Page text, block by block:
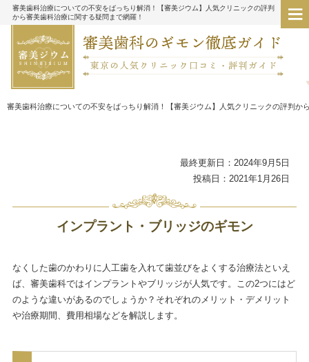
審美歯科治療についての不安をばっちり解消！【審美ジウム】人気クリニックの評判
から審美歯科治療に関する疑問まで網羅！
審美歯科治療についての不安をばっちり解消！【審美ジウム】人気クリニックの評判か
最終更新日：2024年9月5日
投稿日：2021年1月26日
インプラント・ブリッジのギモン
なくした歯のかわりに人工歯を入れて歯並びをよくする治療法といえ
ば、審美歯科ではインプラントやブリッジが人気です。この2つにはど
のような違いがあるのでしょうか？それぞれのメリット・デメリット
や治療期間、費用相場などを解説します。